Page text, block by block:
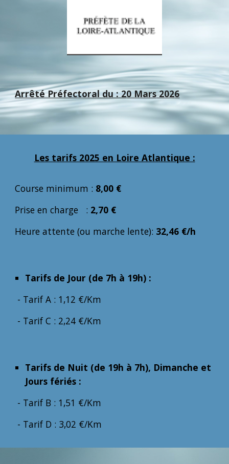
Arrêté Préfectoral du : 20 Mars2026
Les tarifs 2025 en Loire Atlantique :
Course minimum : 8,00 €
Prise en charge : 2,70 €
Heure attente (ou marche lente): 32,46 €/h
Tarifs de Jour (de 7h à 19h) :
- Tarif A : 1,12 €/Km
- Tarif C : 2,24 €/Km
Tarifs de Nuit (de 19h à 7h), Dimanche et
Jours fériés :
- Tarif B : 1,51 €/Km
- Tarif D : 3,02 €/Km